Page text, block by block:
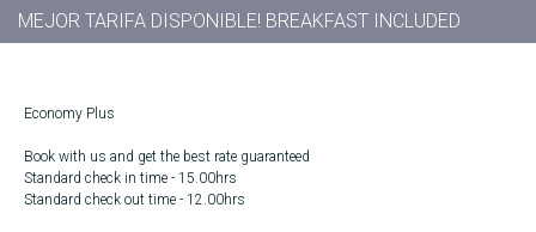
MEJOR TARIFA DISPONIBLE! BREAKFAST INCLUDED
Economy Plus
Book with us and get the best rate guaranteed
Standard check in time - 15.00hrs
Standard check out time - 12.00hrs